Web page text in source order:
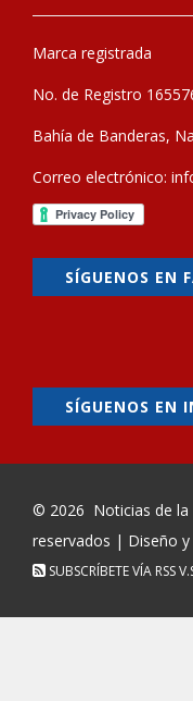
Marca registrada
No. de Registro
Bahía de Banderas,
Correo electrónico:
SÍGUENOS EN
SÍGUENOS EN
© 2026 Noticias de
reservados | Diseño
SUBSCRÍBETE VÍA RSS